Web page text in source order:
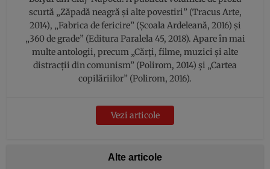
scurtă „Zăpadă neagră și alte povestiri” (Tracus Arte,
2014), „Fabrica de fericire” (Școala Ardeleană, 2016) și
„360 de grade” (Editura Paralela 45, 2018). Apare în mai
multe antologii, precum „Cărți, filme, muzici și alte
distracții din comunism” (Polirom, 2014) și „Cartea
copilăriilor” (Polirom, 2016).
Vezi articole
Alte articole